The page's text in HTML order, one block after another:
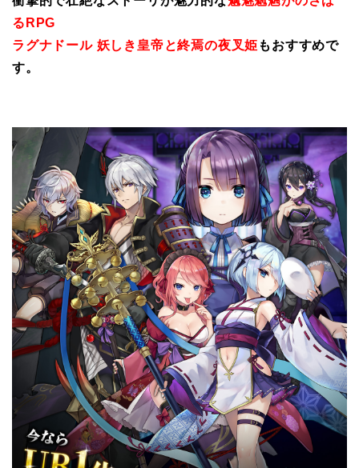
るRPG
ラグナドール 妖しき皇帝と終焉の夜叉姫 もおすすめで
す。